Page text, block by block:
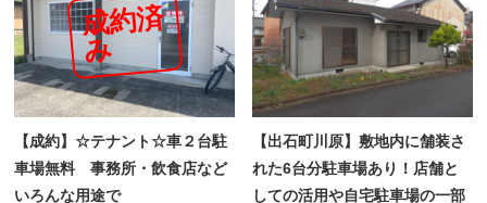
成
約
済
み
【成約】☆テナント☆車２台駐
車場無料 事務所・飲食店など
いろんな用途で
【出石町川原】敷地内に舗装さ
れた6台分駐車場あり！店舗と
しての活用や自宅駐車場の一部